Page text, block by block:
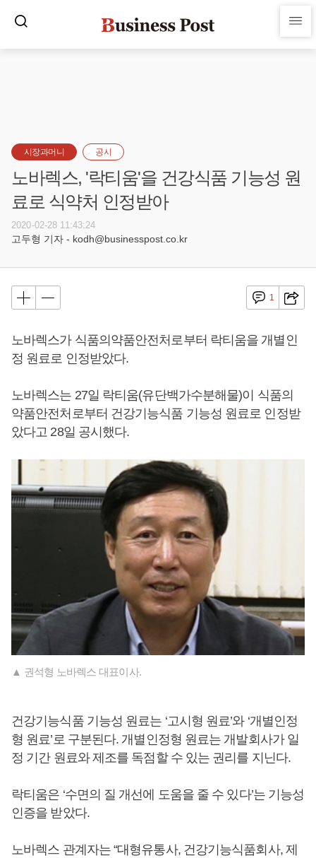
시장과머니 공시
노바렉스, '락티움'을 건강식품 기능성 원
료로 식약처 인정받아
2020-02-28 11:43:24
고두형 기자 - kodh@businesspost.co.kr
1
노바렉스가 식품의약품안전처로부터 락티움을 개별인
정 원료로 인정받았다.
노바렉스는 27일 락티움(유단백가수분해물)이 식품의
약품안전처로부터 건강기능식품 기능성 원료로 인정받
았다고 28일 공시했다.
▲ 권석형 노바렉스 대표이사.
건강기능식품 기능성 원료는 ‘고시형 원료’와 ‘개별인정
형 원료’로 구분된다. 개별인정형 원료는 개발회사가 일
정 기간 원료와 제조를 독점할 수 있는 권리를 지닌다.
락티움은 ‘수면의 질 개선에 도움을 줄 수 있다’는 기능성
인증을 받았다.
노바렉스 관계자는 “대형유통사, 건강기능식품회사, 제